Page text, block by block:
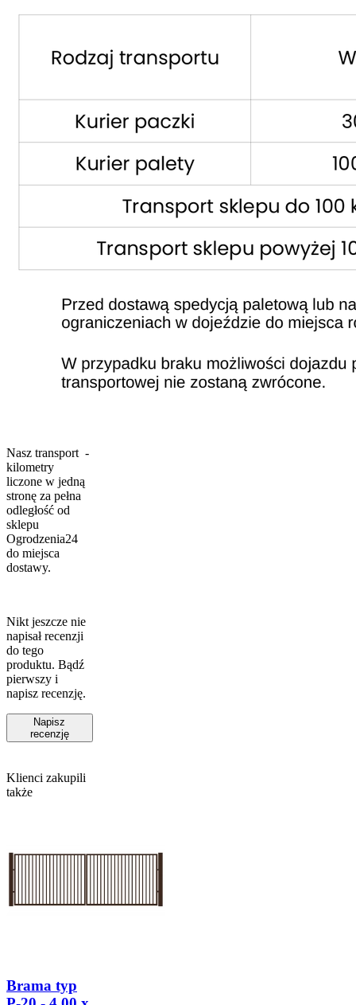
Nasz transport -
kilometry
liczone w jedną
stronę za pełna
odległość od
sklepu
Ogrodzenia24
do miejsca
dostawy.
Nikt jeszcze nie
napisał recenzji
do tego
produktu. Bądź
pierwszy i
napisz recenzję.
Napisz
recenzję
Klienci zakupili
także
Brama typ